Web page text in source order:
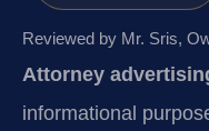
Reviewed by Mr. Sris,
Attorney
informational